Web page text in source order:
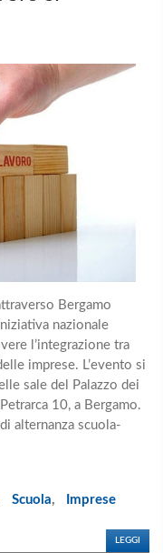
Bergamo
nazionale
l’integrazione tra
imprese. L’evento si
sale del Palazzo dei
10, a Bergamo.
alternanza scuola-
Scuola,
Imprese
LEGGI